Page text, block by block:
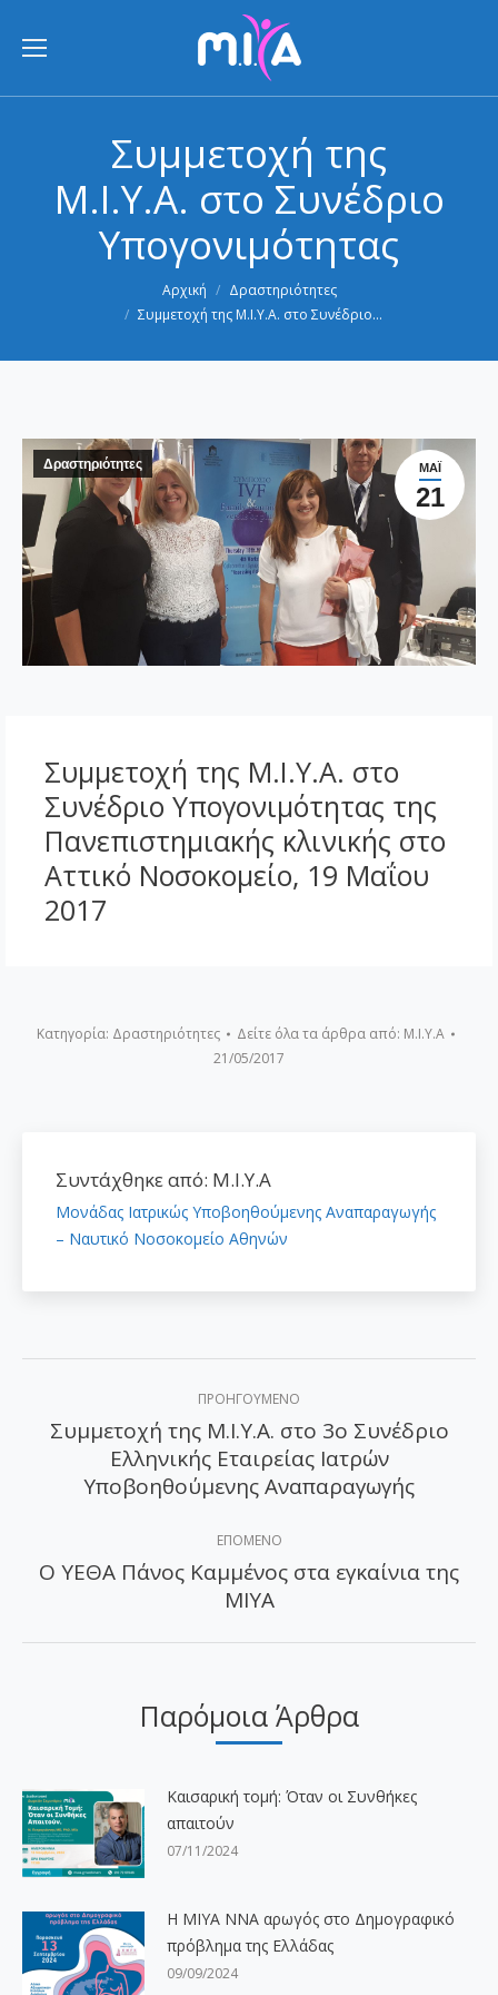
Συμμετοχή της
Μ.Ι.Υ.Α. στο Συνέδριο
Υπογονιμότητας
Αρχική
Δραστηριότητες
Συμμετοχή της Μ.Ι.Υ.Α. στο Συνέδριο…
ΜΑΪ́
21
Δραστηριότητες
Συμμετοχή της Μ.Ι.Υ.Α. στο
Συνέδριο Υπογονιμότητας της
Πανεπιστημιακής κλινικής στο
Αττικό Νοσοκομείο, 19 Μαΐου
2017
Κατηγορία: Δραστηριότητες Δείτε όλα τα άρθρα από: Μ.Ι.Υ.Α
21/05/2017
Συντάχθηκε από: Μ.Ι.Υ.Α
Μονάδας Ιατρικώς Υποβοηθούμενης Αναπαραγωγής
– Ναυτικό Νοσοκομείο Αθηνών
navigation
ΠΡΟΗΓΟΎΜΕΝΟ
Προηγούμενο
άρθρο:
Συμμετοχή της Μ.Ι.Υ.Α. στο 3ο Συνέδριο
Ελληνικής Εταιρείας Ιατρών
Υποβοηθούμενης Αναπαραγωγής
ΕΠΌΜΕΝΟ
Επόμενο
άρθρο:
Ο ΥΕΘΑ Πάνος Καμμένος στα εγκαίνια της
ΜΙΥΑ
Παρόμοια Άρθρα
Καισαρική τομή: Όταν οι Συνθήκες
απαιτούν
07/11/2024
H ΜΙΥΑ ΝΝΑ αρωγός στο Δημογραφικό
πρόβλημα της Ελλάδας
09/09/2024